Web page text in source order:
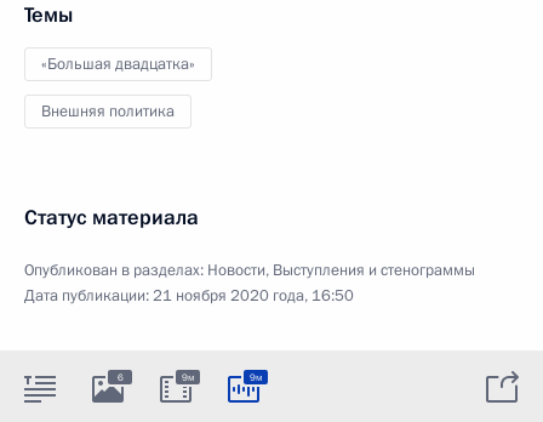
Темы
«Большая двадцатка»
Внешняя политика
Статус материала
Опубликован в разделах: Новости, Выступления и стенограммы
Дата публикации:21 ноября 2020 года, 16:50
6 9м 9м